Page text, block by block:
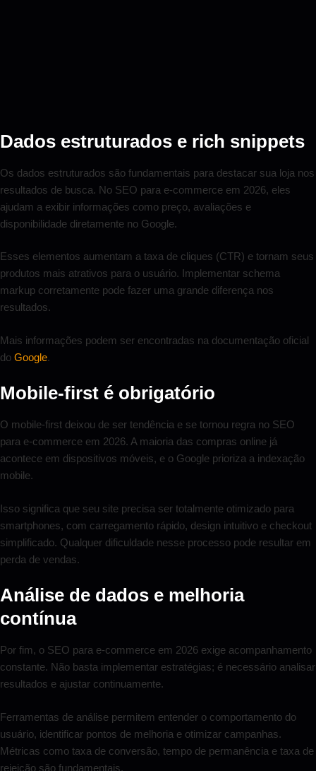
Dados estruturados e rich snippets
Os dados estruturados são fundamentais para destacar sua loja nos
resultados de busca. No SEO para e-commerce em 2026, eles
ajudam a exibir informações como preço, avaliações e
disponibilidade diretamente no Google.
Esses elementos aumentam a taxa de cliques (CTR) e tornam seus
produtos mais atrativos para o usuário. Implementar schema
markup corretamente pode fazer uma grande diferença nos
resultados.
Mais informações podem ser encontradas na documentação oficial
do Google.
Mobile-first é obrigatório
O mobile-first deixou de ser tendência e se tornou regra no SEO
para e-commerce em 2026. A maioria das compras online já
acontece em dispositivos móveis, e o Google prioriza a indexação
mobile.
Isso significa que seu site precisa ser totalmente otimizado para
smartphones, com carregamento rápido, design intuitivo e checkout
simplificado. Qualquer dificuldade nesse processo pode resultar em
perda de vendas.
Análise de dados e melhoria
contínua
Por fim, o SEO para e-commerce em 2026 exige acompanhamento
constante. Não basta implementar estratégias; é necessário analisar
resultados e ajustar continuamente.
Ferramentas de análise permitem entender o comportamento do
usuário, identificar pontos de melhoria e otimizar campanhas.
Métricas como taxa de conversão, tempo de permanência e taxa de
rejeição são fundamentais.